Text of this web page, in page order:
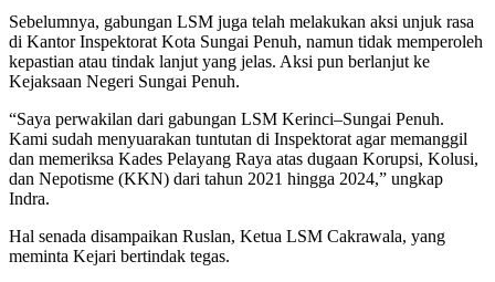
Sebelumnya, gabungan LSM juga telah melakukan aksi unjuk rasa
di Kantor Inspektorat Kota Sungai Penuh, namun tidak memperoleh
kepastian atau tindak lanjut yang jelas. Aksi pun berlanjut ke
Kejaksaan Negeri Sungai Penuh.
“Saya perwakilan dari gabungan LSM Kerinci–Sungai Penuh.
Kami sudah menyuarakan tuntutan di Inspektorat agar memanggil
dan memeriksa Kades Pelayang Raya atas dugaan Korupsi, Kolusi,
dan Nepotisme (KKN) dari tahun 2021 hingga 2024,” ungkap
Indra.
Hal senada disampaikan Ruslan, Ketua LSM Cakrawala, yang
meminta Kejari bertindak tegas.